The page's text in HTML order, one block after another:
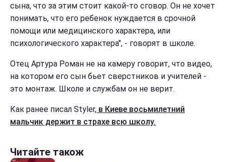
сына, что за этим стоит какой-то сговор. Он не хочет
понимать, что его ребенок нуждается в срочной
помощи или медицинского характера, или
психологического характера", - говорят в школе.
Отец Артура Роман не на камеру говорит, что видео,
на котором его сын бьет сверстников и учителей -
это монтаж. Школе и службам он не верит.
Как ранее писал Styler, в Киеве восьмилетний
мальчик держит в страхе всю школу.
Читайте також